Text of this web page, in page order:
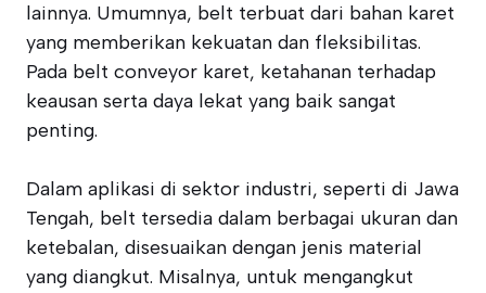
lainnya. Umumnya, belt terbuat dari bahan karet
yang memberikan kekuatan dan fleksibilitas.
Pada belt conveyor karet, ketahanan terhadap
keausan serta daya lekat yang baik sangat
penting.
Dalam aplikasi di sektor industri, seperti di Jawa
Tengah, belt tersedia dalam berbagai ukuran dan
ketebalan, disesuaikan dengan jenis material
yang diangkut. Misalnya, untuk mengangkut